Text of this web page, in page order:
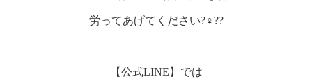
労ってあげてください?‍♀️??
【公式LINE】では